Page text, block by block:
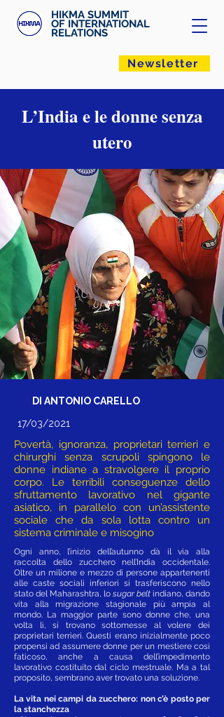
HIKMA SUMMIT
OF INTERNATIONAL
RELATIONS
Newsletter
L’India e le donne senza
utero
DI ANTONIO CARELLO
17/03/2021
Povertà, ignoranza, proprietari terrieri e
chirurghi senza scrupoli spingono le
donne indiane a stravolgere il proprio
corpo. Le terribili conseguenze dello
sfruttamento lavorativo nel gigante
asiatico, in parallelo con un’assistente
sociale che da sola lotta contro un
sistema criminale e misogino
Ogni anno, l’inizio dell’autunno dà il via alla
raccolta dello zucchero nell’India occidentale.
Oltre un milione e mezzo di persone appartenenti
alle caste sociali inferiori si trasferiscono nello
stato del Maharashtra, lo sugar belt indiano, dando
vita alla migrazione stagionale più ampia al
mondo. La maggior parte sono donne che, una
volta lì, si trovano sottomesse al volere dei
proprietari terrieri. Questi erano inizialmente poco
propensi ad assumere donne per un mestiere così
faticoso, anche a causa dell’impedimento
lavorativo costituito dal ciclo mestruale. Ma a tal
proposito, sembrano aver trovato una soluzione.
La vita nei campi da zucchero: non c’è posto per
la stanchezza